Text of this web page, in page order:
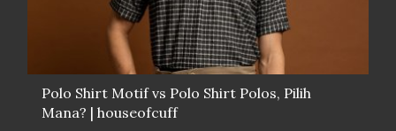
Polo Shirt Motif vs Polo Shirt Polos, Pilih
Mana? | houseofcuff